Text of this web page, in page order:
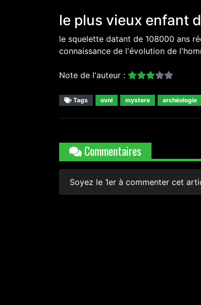
le plus vieux enfant
le squelette datant de 108000 ans
connaissance de l'évolution de
Note de l'auteur :
Tags ovni mystere archéologie
Commentaires
Soyez le 1er à commenter cet